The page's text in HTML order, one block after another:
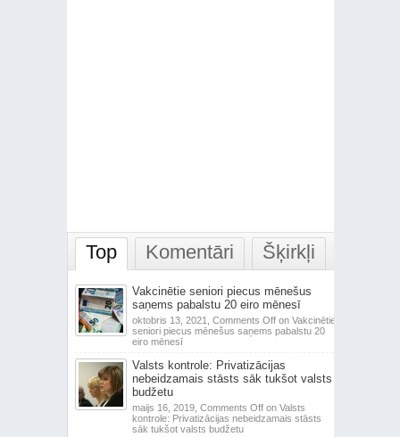
Top Komentāri Šķirkļi
Vakcinētie seniori piecus mēnešus
saņems pabalstu 20 eiro mēnesī
oktobris 13, 2021, Comments Offon Vakcinētie
seniori piecus mēnešus saņems pabalstu 20
eiro mēnesī
Valsts kontrole: Privatizācijas
nebeidzamais stāsts sāk tukšot valsts
budžetu
maijs 16, 2019, Comments Offon Valsts
kontrole: Privatizācijas nebeidzamais stāsts
sāk tukšot valsts budžetu